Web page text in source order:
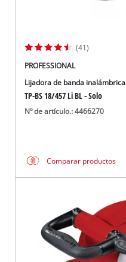
(41)
PROFESSIONAL
Lijadora de banda inalámbrica
TP-BS 18/457 Li BL - Solo
Nº de artículo.: 4466270
Comparar productos